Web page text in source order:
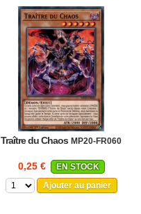
Traître du Chaos MP20-FR060
0,25 €
EN STOCK
Ajouter au panier